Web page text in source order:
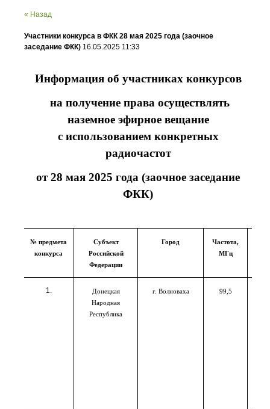
« Назад
Участники конкурса в ФКК 28 мая 2025 года (заочное
заседание ФКК) 16.05.2025 11:33
Информация об участниках конкурсов
на получение права осуществлять
наземное эфирное вещание
с использованием конкретных
радиочастот
от 28 мая 2025 года (заочное заседание
ФКК)
№ предмета
конкурса
Субъект
Российской
Федерации
Город
Частота,
МГц
Донецкая
Народная
Республика
г. Волноваха 99,5